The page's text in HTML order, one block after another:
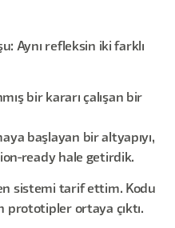
Aynı refleksin iki farklı
bir kararı çalışan bir
başlayan bir altyapıyı,
ready hale getirdik.
sistemi tarif ettim. Kodu
prototipler ortaya çıktı.